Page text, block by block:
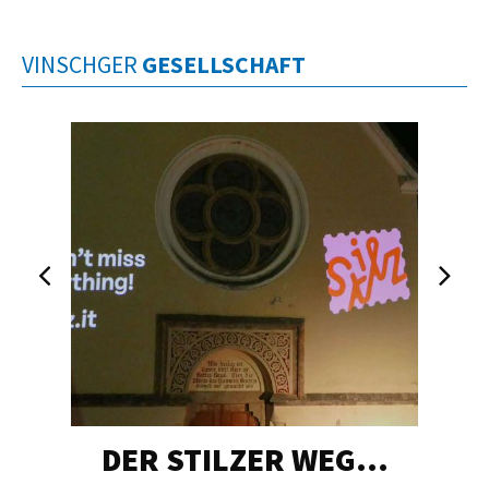
VINSCHGER GESELLSCHAFT
DER STILZER WEG…